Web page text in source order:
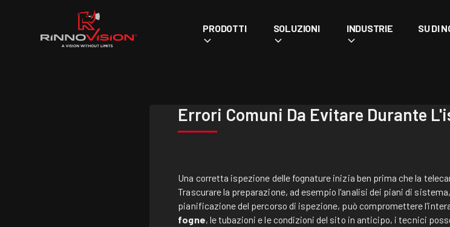
PRODOTTI SOLUZIONI INDUSTRIE SU DI
Errori Comuni Da Evitare Durante
Una corretta ispezione delle fognature inizia ben prima che la
Trascurare la preparazione, ad esempio l'analisi dei piani di
pianificazione del percorso di ispezione, può compromettere
fogne, le tubazioni e le condizioni del sito in anticipo, i tecnici